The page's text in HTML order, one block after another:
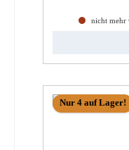
nicht mehr
Nur 4 auf Lager!